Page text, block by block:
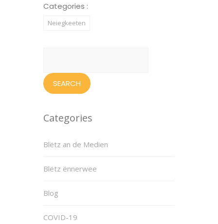
Categories :
Neiegkeeten
Categories
Blëtz an de Medien
Blëtz ënnerwee
Blog
COVID-19